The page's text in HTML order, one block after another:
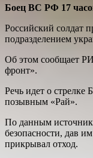
Боец ВС РФ 17
Российский солдат
подразделением
Об этом сообщает
фронт».
Речь идет о стрелке
позывным «Рай».
По данным
безопасности, дав
прикрывал отход.